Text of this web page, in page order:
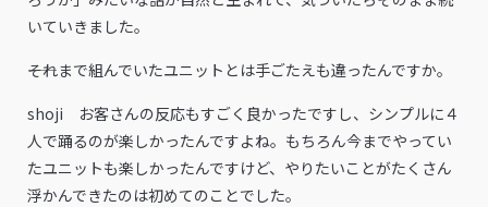
いていきました。
――それまで組んでいたユニットとは手ごたえも違ったんですか。
shoji お客さんの反応もすごく良かったですし、シンプルに４
人で踊るのが楽しかったんですよね。もちろん今までやってい
たユニットも楽しかったんですけど、やりたいことがたくさん
浮かんできたのは初めてのことでした。